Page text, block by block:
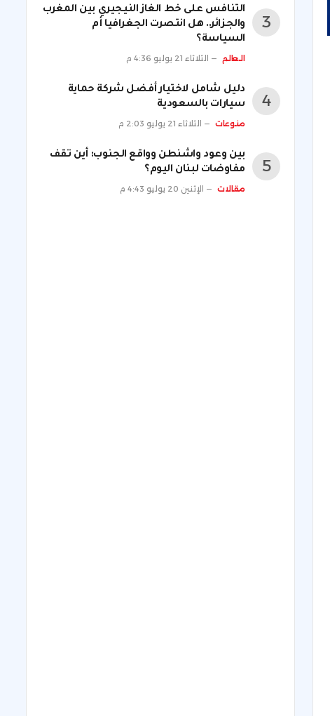
التنافس على خط الغاز النيجيري بين المغرب
والجزائر.. هل انتصرت الجغرافيا أم
السياسة؟
العالم الثلاثاء 21 يوليو 4:36 م
دليل شامل لاختيار أفضل شركة حماية
سيارات بالسعودية
منوعات الثلاثاء 21 يوليو 2:03 م
بين وعود واشنطن وواقع الجنوب: أين تقف
مفاوضات لبنان اليوم؟
مقالات الإثنين 20 يوليو 4:43 م